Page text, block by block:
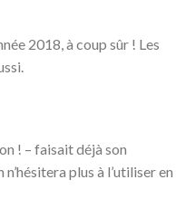
2018, à coup sûr ! Les
! – faisait déjà son
plus à l’utiliser en